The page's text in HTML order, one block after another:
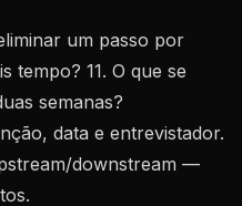
um passo por
tempo? 11. O que se
semanas?
data e entrevistador.
downstream —
.